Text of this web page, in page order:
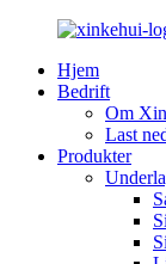
Hjem
Bedrift
Om
Last
Produkter